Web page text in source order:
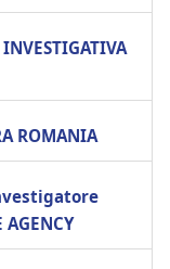
ROMANIA